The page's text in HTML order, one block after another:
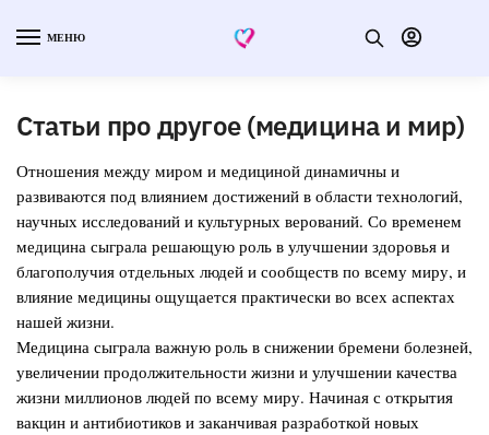
МЕНЮ
Статьи про другое (медицина и мир)
Отношения между миром и медициной динамичны и
развиваются под влиянием достижений в области технологий,
научных исследований и культурных верований. Со временем
медицина сыграла решающую роль в улучшении здоровья и
благополучия отдельных людей и сообществ по всему миру, и
влияние медицины ощущается практически во всех аспектах
нашей жизни.
Медицина сыграла важную роль в снижении бремени болезней,
увеличении продолжительности жизни и улучшении качества
жизни миллионов людей по всему миру. Начиная с открытия
вакцин и антибиотиков и заканчивая разработкой новых